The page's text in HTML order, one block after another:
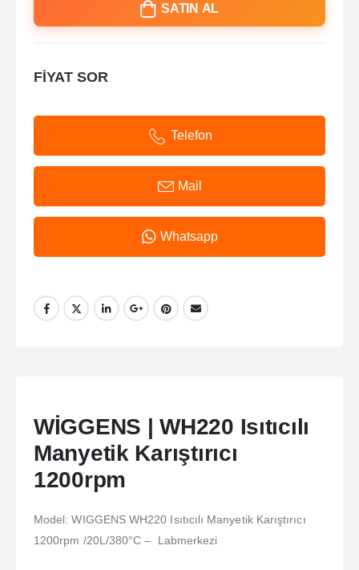
SATIN AL
FİYAT SOR
Telefon
Mail
Whatsapp
WİGGENS | WH220 Isıtıcılı
Manyetik Karıştırıcı
1200rpm
Model: WIGGENS WH220 Isıtıcılı Manyetik Karıştırıcı
1200rpm /20L/380°C – Labmerkezi